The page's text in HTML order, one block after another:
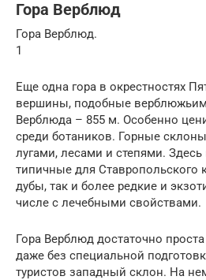
Гора Верблюд
Гора Верблюд.
1
Еще одна гора в окрестностях
вершины, подобные
Верблюда – 855 м. Особенно
среди ботаников. Горные
лугами, лесами и степями. Здесь
типичные для Ставропольского
дубы, так и более редкие и
числе с лечебными свойствами.
Гора Верблюд достаточно
даже без специальной
туристов западный склон. На